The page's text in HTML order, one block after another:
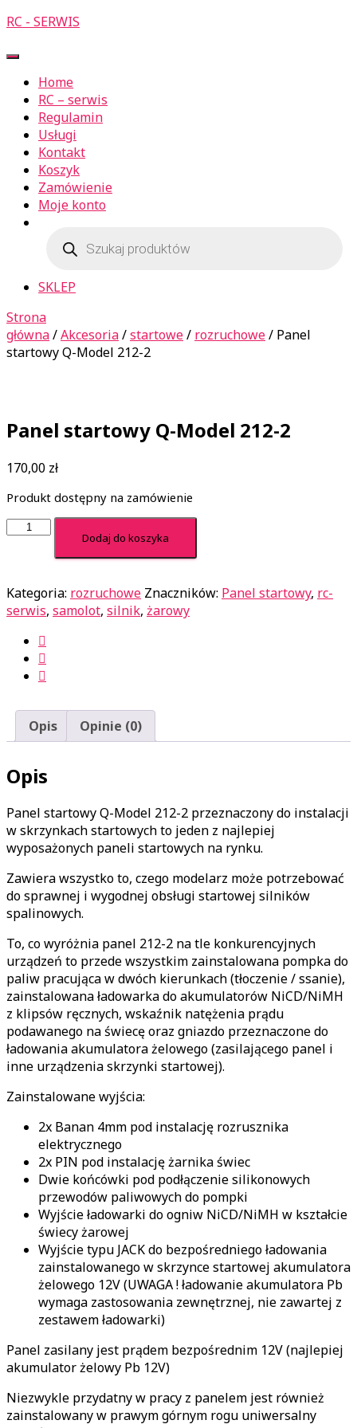
RC - SERWIS
Przełącz
Home
RC – serwis
Regulamin
Usługi
Kontakt
Koszyk
Zamówienie
Moje konto
produktów
SKLEP
Strona
główna/Akcesoria/startowe/ rozruchowe/ Panel
startowy Q-Model 212-2
Panel startowy Q-Model 212-2
170,00 zł
Produkt dostępny na zamówienie
ilość
startowy
Model
212-
Dodaj do koszyka
Kategoria: rozruchowe Znaczników: Panel startowy, rc-
serwis, samolot, silnik, żarowy
Opis Opinie (0)
Opis
Panel startowy Q-Model 212-2 przeznaczony do instalacji
w skrzynkach startowych to jeden z najlepiej
wyposażonych paneli startowych na rynku.
Zawiera wszystko to, czego modelarz może potrzebować
do sprawnej i wygodnej obsługi startowej silników
spalinowych.
To, co wyróżnia panel 212-2 na tle konkurencyjnych
urządzeń to przede wszystkim zainstalowana pompka do
paliw pracująca w dwóch kierunkach (tłoczenie / ssanie),
zainstalowana ładowarka do akumulatorów NiCD/NiMH
z klipsów ręcznych, wskaźnik natężenia prądu
podawanego na świecę oraz gniazdo przeznaczone do
ładowania akumulatora żelowego (zasilającego panel i
inne urządzenia skrzynki startowej).
Zainstalowane wyjścia:
2x Banan 4mm pod instalację rozrusznika
elektrycznego
2x PIN pod instalację żarnika świec
Dwie końcówki pod podłączenie silikonowych
przewodów paliwowych do pompki
Wyjście ładowarki do ogniw NiCD/NiMH w kształcie
świecy żarowej
Wyjście typu JACK do bezpośredniego ładowania
zainstalowanego w skrzynce startowej akumulatora
żelowego 12V (UWAGA ! ładowanie akumulatora Pb
wymaga zastosowania zewnętrznej, nie zawartej z
zestawem ładowarki)
Panel zasilany jest prądem bezpośrednim 12V (najlepiej
akumulator żelowy Pb 12V)
Niezwykle przydatny w pracy z panelem jest również
zainstalowany w prawym górnym rogu uniwersalny